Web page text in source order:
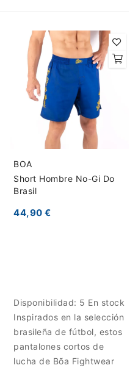
BOA
Short Hombre No-Gi Do
Brasil
44,90 €
Disponibilidad: 5 En stock
Inspirados en la selección
brasileña de fútbol, ​​estos
pantalones cortos de
lucha de Bõa Fightwear